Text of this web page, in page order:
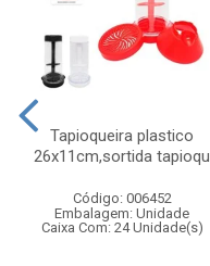
Tapioqueira plastico
26x11cm,sortida tapioqu
Código: 006452
Embalagem: Unidade
Caixa Com: 24 Unidade(s)